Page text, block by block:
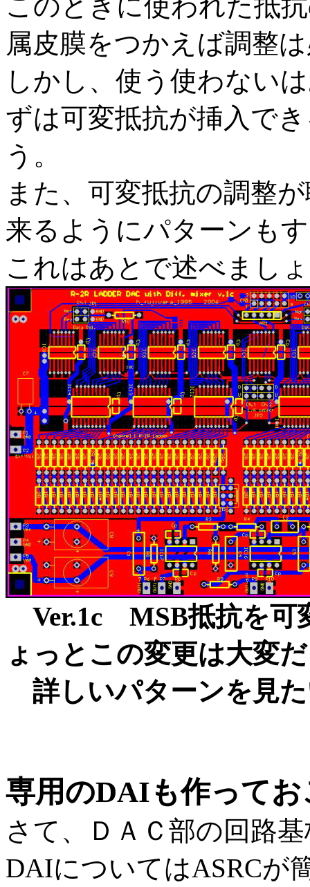
属皮膜をつかえば調整
しかし、使う使わない
ずは可変抵抗が挿入で
う。
また、可変抵抗の調整
来るようにパターンも
これはあとで述べまし
Ver.1c MSB抵抗を可
ょっとこの変更は大変
詳しいパターンを見
専用のDAIも作ってお
さて、ＤＡＣ部の回路
DAIについてはASRCが